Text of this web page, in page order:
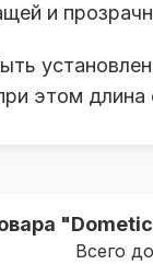
и
этом
Всего